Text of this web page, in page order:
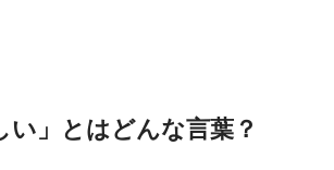
い」とはどんな言葉？